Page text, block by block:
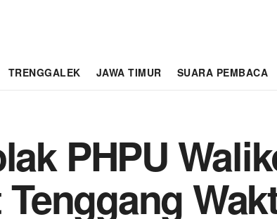
TRENGGALEK JAWA TIMUR SUARA PEMBACA
PHPU